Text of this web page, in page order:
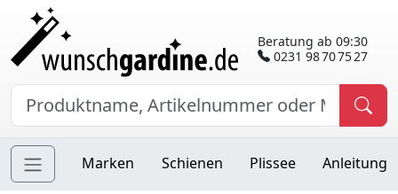
Beratung ab 09:30
0231 98 70 75 27
Marken Schienen Plissee Anleitung